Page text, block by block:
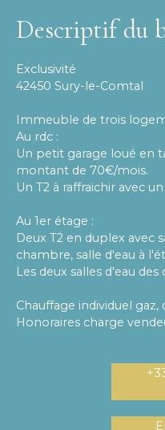
Descriptif du
Exclusivité
42450 Sury-le-Comtal
Immeuble de trois
Au rdc :
Un petit garage loué en
montant de 70€/mois.
Un T2 à raffraichir avec
Au 1er étage :
Deux T2 en duplex avec
chambre, salle d'eau à
Les deux salles d'eau
Chauffage individuel gaz,
Honoraires charge